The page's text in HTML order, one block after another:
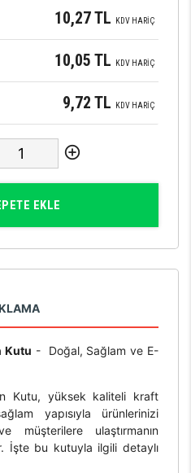
10,27 TL KDV HARİÇ
10,05 TL KDV HARİÇ
9,72 TL KDV HARİÇ
EKLE
Kutu - Doğal, Sağlam ve E-
Kutu, yüksek kaliteli kraft
yapısıyla ürünlerinizi
müşterilere ulaştırmanın
İşte bu kutuyla ilgili detaylı